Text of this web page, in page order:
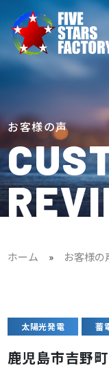
お客様の声
ホーム » お客様の
太陽光発電 蓄
鹿児島市吉野